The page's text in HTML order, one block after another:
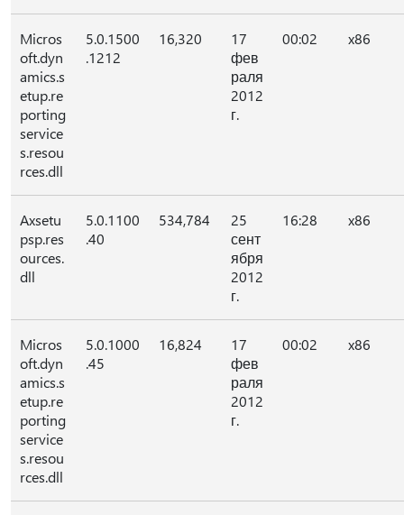
Micros
oft.dyn
amics.s
etup.re
porting
service
s.resou
rces.dll
5.0.1500
.1212
16,320
17
фев
раля
2012
г.
00:02 x86
Axsetu
psp.res
ources.
dll
5.0.1100
.40
534,784
25
сент
ября
2012
г.
16:28 x86
Micros
oft.dyn
amics.s
etup.re
porting
service
s.resou
rces.dll
5.0.1000
.45
16,824
17
фев
раля
2012
г.
00:02 x86